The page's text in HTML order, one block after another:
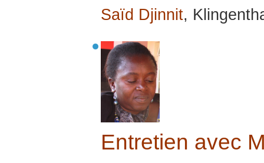
Saïd Djinnit,
Entretien avec